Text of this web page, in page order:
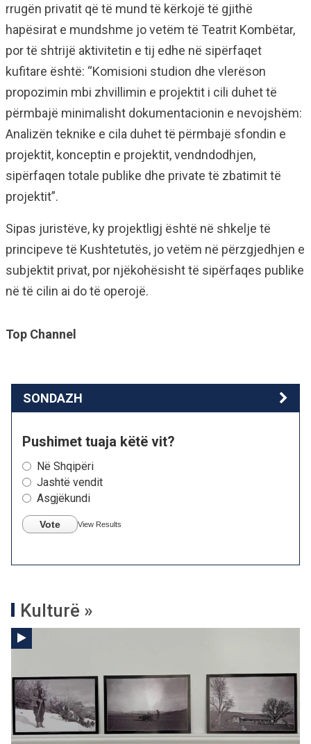
rrugën privatit që të mund të kërkojë të gjithë
hapësirat e mundshme jo vetëm të Teatrit Kombëtar,
por të shtrijë aktivitetin e tij edhe në sipërfaqet
kufitare është: “Komisioni studion dhe vlerëson
propozimin mbi zhvillimin e projektit i cili duhet të
përmbajë minimalisht dokumentacionin e nevojshëm:
Analizën teknike e cila duhet të përmbajë sfondin e
projektit, konceptin e projektit, vendndodhjen,
sipërfaqen totale publike dhe private të zbatimit të
projektit”.
Sipas juristëve, ky projektligj është në shkelje të
principeve të Kushtetutës, jo vetëm në përzgjedhjen e
subjektit privat, por njëkohësisht të sipërfaqes publike
në të cilin ai do të operojë.
Top Channel
SONDAZH
Pushimet tuaja këtë vit?
Në Shqipëri
Jashtë vendit
Asgjëkundi
Vote View Results
Kulturë »